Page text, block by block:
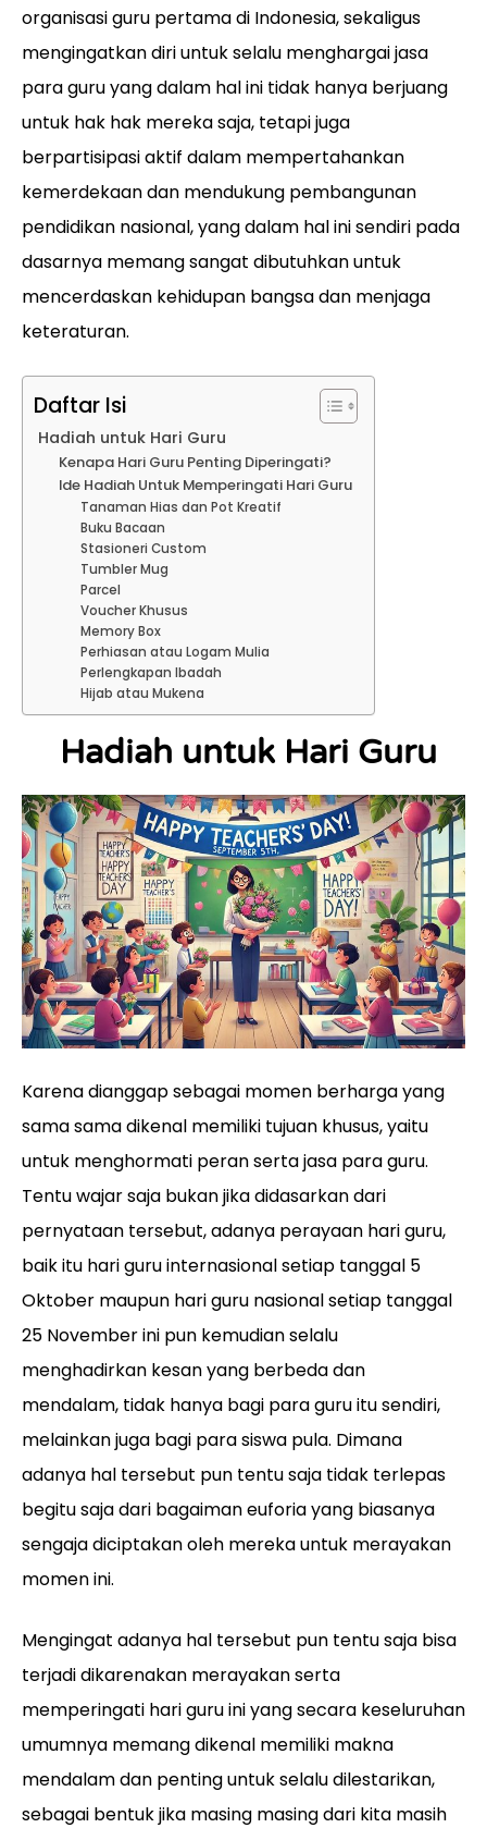
organisasi guru pertama di Indonesia, sekaligus
mengingatkan diri untuk selalu menghargai jasa
para guru yang dalam hal ini tidak hanya berjuang
untuk hak hak mereka saja, tetapi juga
berpartisipasi aktif dalam mempertahankan
kemerdekaan dan mendukung pembangunan
pendidikan nasional, yang dalam hal ini sendiri pada
dasarnya memang sangat dibutuhkan untuk
mencerdaskan kehidupan bangsa dan menjaga
keteraturan.
Daftar Isi
Hadiah untuk Hari Guru
Kenapa Hari Guru Penting Diperingati?
Ide Hadiah Untuk Memperingati Hari Guru
Tanaman Hias dan Pot Kreatif
Buku Bacaan
Stasioneri Custom
Tumbler Mug
Parcel
Voucher Khusus
Memory Box
Perhiasan atau Logam Mulia
Perlengkapan Ibadah
Hijab atau Mukena
Hadiah untuk Hari Guru
Karena dianggap sebagai momen berharga yang
sama sama dikenal memiliki tujuan khusus, yaitu
untuk menghormati peran serta jasa para guru.
Tentu wajar saja bukan jika didasarkan dari
pernyataan tersebut, adanya perayaan hari guru,
baik itu hari guru internasional setiap tanggal 5
Oktober maupun hari guru nasional setiap tanggal
25 November ini pun kemudian selalu
menghadirkan kesan yang berbeda dan
mendalam, tidak hanya bagi para guru itu sendiri,
melainkan juga bagi para siswa pula. Dimana
adanya hal tersebut pun tentu saja tidak terlepas
begitu saja dari bagaiman euforia yang biasanya
sengaja diciptakan oleh mereka untuk merayakan
momen ini.
Mengingat adanya hal tersebut pun tentu saja bisa
terjadi dikarenakan merayakan serta
memperingati hari guru ini yang secara keseluruhan
umumnya memang dikenal memiliki makna
mendalam dan penting untuk selalu dilestarikan,
sebagai bentuk jika masing masing dari kita masih